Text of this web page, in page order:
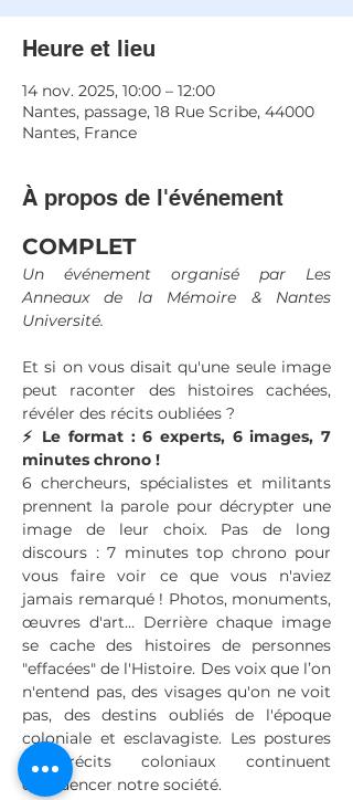
Heure et lieu
14 nov. 2025, 10:00 – 12:00
Nantes, passage, 18 Rue Scribe, 44000
Nantes, France
À propos de l'événement
COMPLET
Un événement organisé par Les
Anneaux de la Mémoire & Nantes
Université.
Et si on vous disait qu'une seule image
peut raconter des histoires cachées,
révéler des récits oubliées ?
⚡ Le format : 6 experts, 6 images, 7
minutes chrono !
6 chercheurs, spécialistes et militants
prennent la parole pour décrypter une
image de leur choix. Pas de long
discours : 7 minutes top chrono pour
vous faire voir ce que vous n'aviez
jamais remarqué ! Photos, monuments,
œuvres d'art... Derrière chaque image
se cache des histoires de personnes
"effacées" de l'Histoire. Des voix que l’on
n'entend pas, des visages qu'on ne voit
pas, des destins oubliés de l'époque
coloniale et esclavagiste. Les postures
et récits coloniaux continuent
d'influencer notre société.